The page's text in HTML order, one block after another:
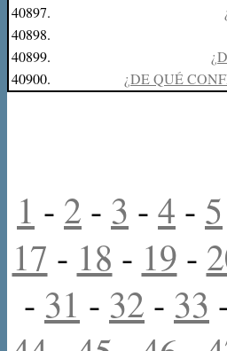
40897.
40898.
40899.
40900.
¿DE QUÉ
1 - 2 - 3 - 4 - 5
17 - 18 - 19 -
- 31 - 32 - 33